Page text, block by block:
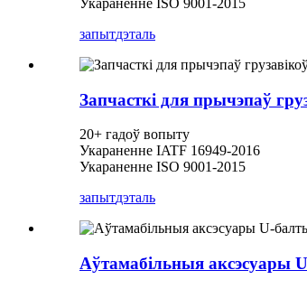
Укараненне ISO 9001-2015
запытдэталь
Запчасткі для прычэпаў
20+ гадоў вопыту
Укараненне IATF 16949-2016
Укараненне ISO 9001-2015
запытдэталь
Аўтамабільныя аксэсуары